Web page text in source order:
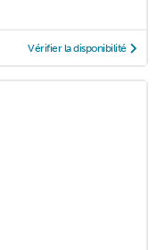
Vérifier la disponibilité